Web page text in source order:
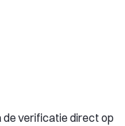
de verificatie direct op